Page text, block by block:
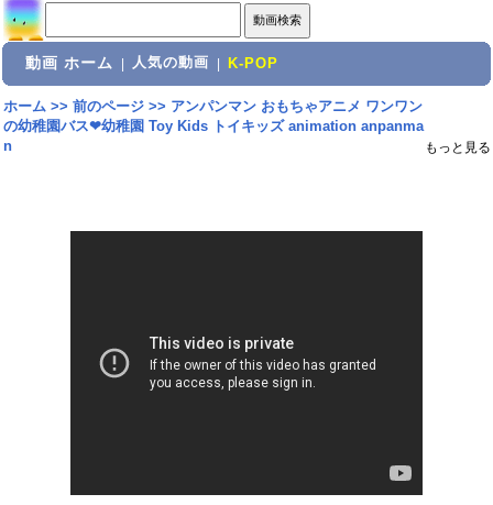
動画 ホーム 人気の動画 K-POP
ホーム>> 前のページ>> アンパンマン おもちゃアニメ ワンワン
の幼稚園バス❤幼稚園 Toy Kids トイキッズ animation anpanma
n
もっと見る